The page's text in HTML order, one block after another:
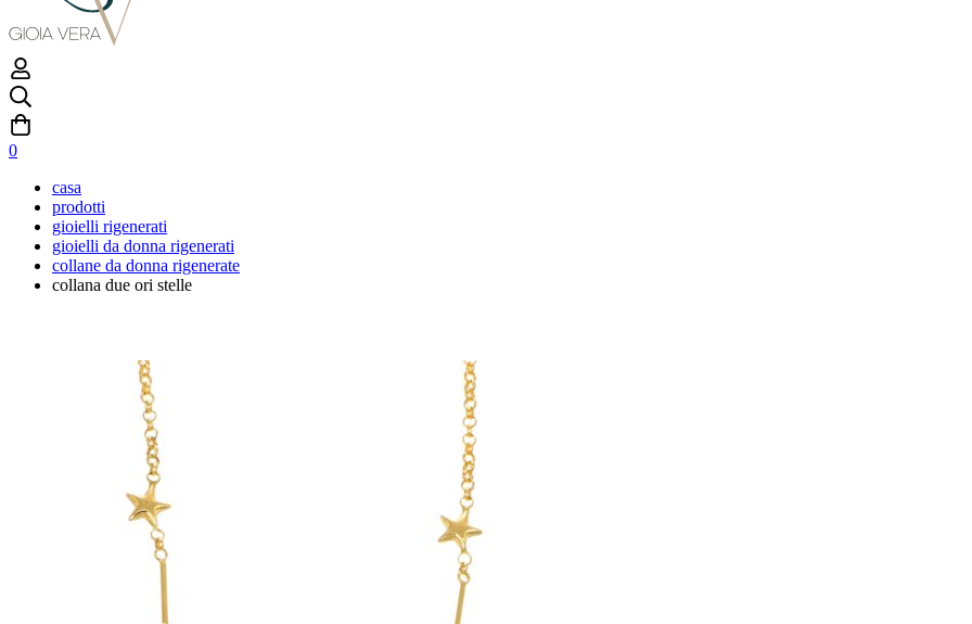
0
casa
prodotti
gioielli rigenerati
gioielli da donna rigenerati
collane da donna rigenerate
collana due ori stelle